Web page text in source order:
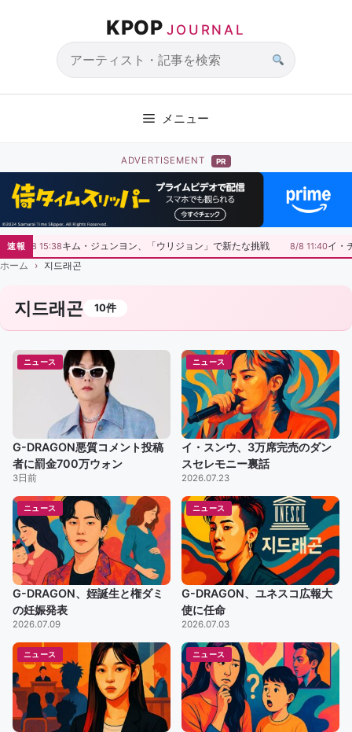
KPOP JOURNAL
サ
メニュー
ADVERTISEMENT PR
速報8/8 15:38キム・ジュンヨン、「ウリジョン」で新たな挑戦 8/8 11:40イ・
ホーム
지드래곤
지드래곤 10件
ニュース
G-DRAGON悪質コメント投稿
者に罰金700万ウォン
3日前
ニュース
イ・スンウ、3万席完売のダン
スセレモニー裏話
2026.07.23
ニュース
G-DRAGON、姪誕生と権ダミ
の妊娠発表
2026.07.09
ニュース
G-DRAGON、ユネスコ広報大
使に任命
2026.07.03
ニュース ニュース